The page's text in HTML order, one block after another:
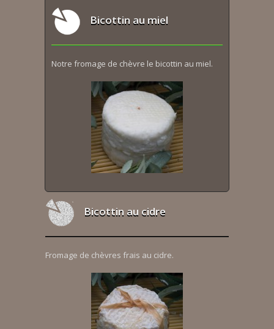
Bicottin au miel
Notre fromage de chèvre le bicottin au miel.
Bicottin au cidre
Fromage de chèvres frais au cidre.